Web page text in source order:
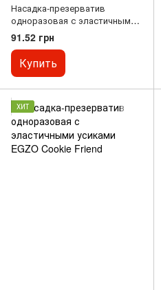
Насадка-презерватив
одноразовая с эластичными
усиками и шариками EGZO
Lucky Dude
91.52 грн
Купить
ХИТ